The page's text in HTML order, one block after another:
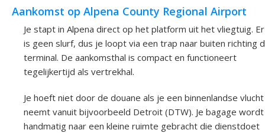
Aankomst op Alpena County Regional Airport
Je stapt in Alpena direct op het platform uit het vliegtuig. Er
is geen slurf, dus je loopt via een trap naar buiten richting
terminal. De aankomsthal is compact en functioneert
tegelijkertijd als vertrekhal.
Je hoeft niet door de douane als je een binnenlandse vlucht
neemt vanuit bijvoorbeeld Detroit (DTW). Je bagage wordt
handmatig naar een kleine ruimte gebracht die dienstdoet